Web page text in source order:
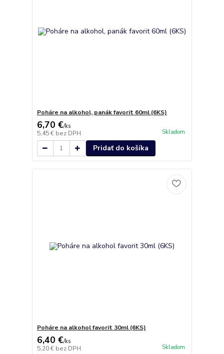
Poháre na alkohol, panák favorit 60ml (6KS)
6,70 €/ks
5,45 € bez DPH Skladom
Pridať do košíka
Poháre na alkohol favorit 30ml (6KS)
6,40 €/ks
5,20 € bez DPH Skladom